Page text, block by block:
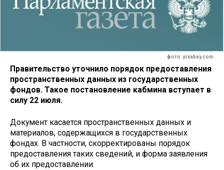
фото: pixabay.com
Правительство уточнило порядок предоставления
пространственных данных из государственных
фондов. Такое постановление кабмина вступает в
силу 22 июля.
Документ касается пространственных данных и
материалов, содержащихся в государственных
фондах. В частности, скорректированы порядок
предоставления таких сведений, и форма заявления
об их предоставлении.